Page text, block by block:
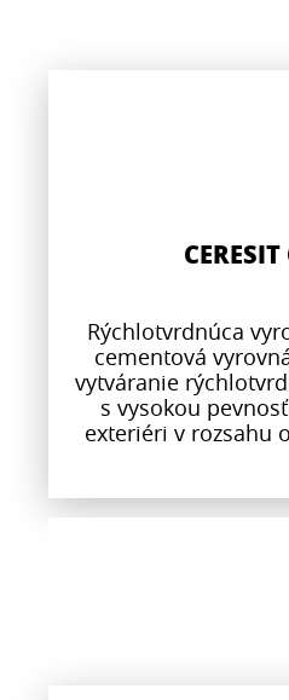
Rýchlotvrdnúca
cementová
vytváranie
s vysokou
exteriéri v rozsahu